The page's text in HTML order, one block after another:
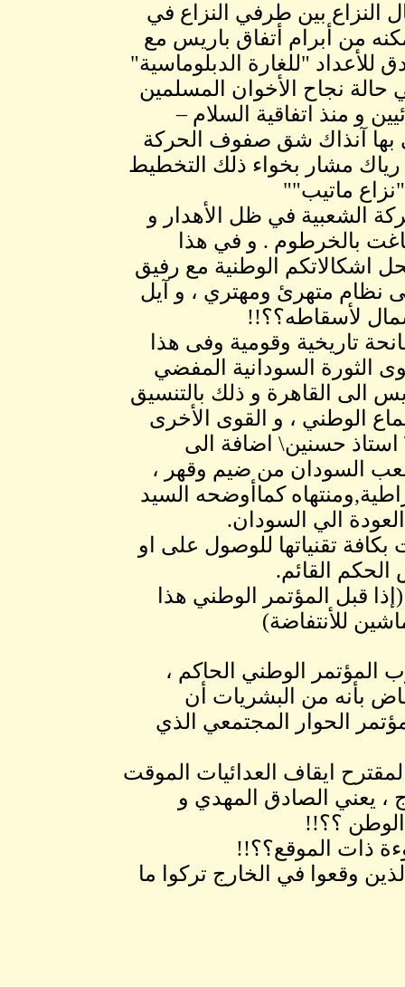
النزاع بين طرفي النزاع في
وتمكنه من أبرام أتفاق باريس مع
للأعداد "للغارة الدبلوماسية"
نجاح الأخوان المسلمين
و منذ اتفاقية السلام –
بتاريخ 21 ابريل 1997 المعني بها آنذاك شق صفوف الحركة
رياك مشار بخواء ذلك التخطيط
ماتيب""
الشعبية في ظل الأهدار و
بالخرطوم . و في هذا
اشكالاتكم الوطنية مع رفيق
نظام متهرئ ومهتري ، و آيل
لأسقاطه؟؟!!
تاريخية وقومية وفى هذا
الثورة السودانية المفضي
الى القاهرة و ذلك بالتنسيق
الوطني ، و القوى الأخرى
استاذ حسنين\ اضافة الى
شعب السودان من ضيم وقهر ،
كماأوضحه السيد
الي السودان.
تقنياتها للوصول على او
القائم.
قبل المؤتمر الوطني هذا
للأنتفاضة)
المؤتمر الوطني الحاكم ،
، فقد أشاد "بضربة حوار الآلية 7|7، و افاض بأنه من البشريات أن
الطريق7|7مع تدشين مؤتمر الحوار المجتمعي الذي
ايقاف العدائيات الموقت
، يعني الصادق المهدي و
الوطن ؟؟!!
ذات الموقع؟؟!!
وقعوا في الخارج تركوا ما